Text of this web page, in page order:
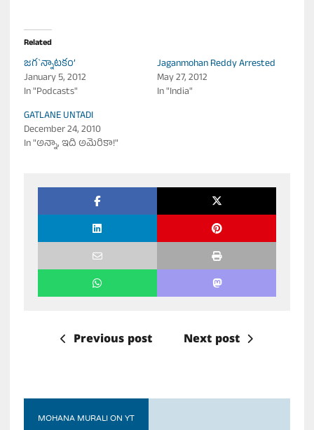
Related
జగ`న్నాటకం’
January 5, 2012
In "Podcasts"
Jaganmohan Reddy Arrested
May 27, 2012
In "India"
GATLANE UNTADI
December 24, 2010
In "అన్నా, ఇది అమెరికా!"
Previous post Next post
MOHANA MURALI ON YT